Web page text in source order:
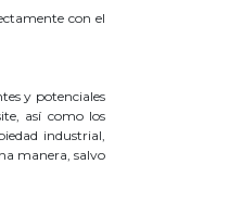
con el
y potenciales
así como los
industrial,
manera, salvo